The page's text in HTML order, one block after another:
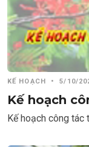
KẾ HOẠCH • 5/10/
Kế hoạch
Kế hoạch công tác